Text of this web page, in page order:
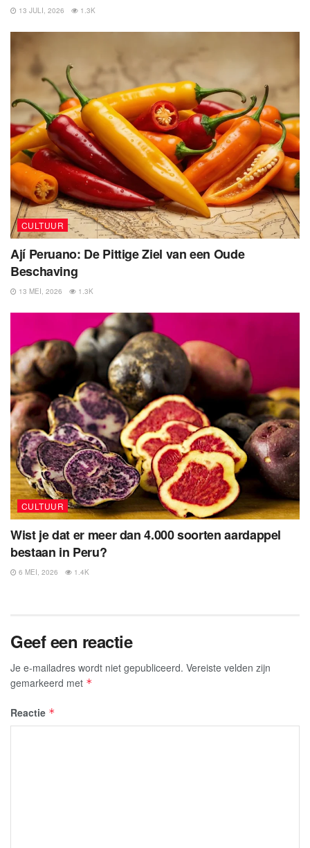
13 JULI, 2026 1.3K
CULTUUR
Ají Peruano: De Pittige Ziel van een Oude
Beschaving
13 MEI, 2026 1.3K
CULTUUR
Wist je dat er meer dan 4.000 soorten aardappel
bestaan in Peru?
6 MEI, 2026 1.4K
Geef een reactie
Je e-mailadres wordt niet gepubliceerd. Vereiste velden zijn
gemarkeerd met *
Reactie *